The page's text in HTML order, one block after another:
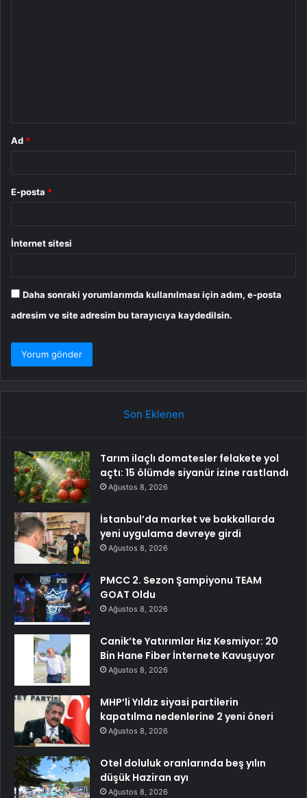
Ad *
E-posta *
İnternet sitesi
Daha sonraki yorumlarımda kullanılması için adım, e-posta
adresim ve site adresim bu tarayıcıya kaydedilsin.
Son Eklenen
Tarım ilaçlı domatesler felakete yol
açtı: 15 ölümde siyanür izine rastlandı
Ağustos 8, 2026
İstanbul’da market ve bakkallarda
yeni uygulama devreye girdi
Ağustos 8, 2026
PMCC 2. Sezon Şampiyonu TEAM
GOAT Oldu
Ağustos 8, 2026
Canik’te Yatırımlar Hız Kesmiyor: 20
Bin Hane Fiber İnternete Kavuşuyor
Ağustos 8, 2026
MHP’li Yıldız siyasi partilerin
kapatılma nedenlerine 2 yeni öneri
Ağustos 8, 2026
Otel doluluk oranlarında beş yılın
düşük Haziran ayı
Ağustos 8, 2026